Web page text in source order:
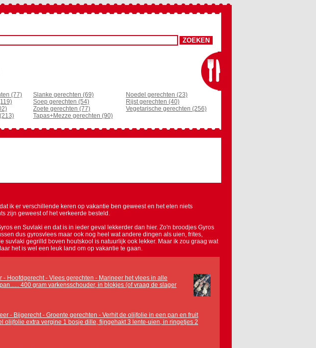
(77)
Slanke gerechten (69)
Soep gerechten (54)
Zoete gerechten (77)
Tapas+Mezze gerechten (90)
Noedel gerechten (23)
Rijst gerechten (40)
Vegetarische gerechten (256)
ik er verschillende keren op vakantie ben geweest en het eten niets
zijn geweest of het verkeerde besteld.
en Suvlaki en dat is in ieder geval lekkerder dan hier. Zo'n broodjes Gyros
dus gyrosvlees maar ook nog heel wat andere dingen als uien, frites,
suvlaki gegrilld boven houtskool is natuurlijk ook lekker. Maar ik zou graag wat
het is wel een leuk land om op vakantie te gaan.
Hoofdgerecht - Vlees gerechten - Marineer het vlees in alle
400 gram varkensschouder, in blokjes (of vraag de slager
- Bijgerecht - Groente gerechten - Verhit de olijfolie in een pan en fruit
olijfolie extra vergine 1 bosje dille, fijngehakt 3 lente-uien, in ringetjes 2